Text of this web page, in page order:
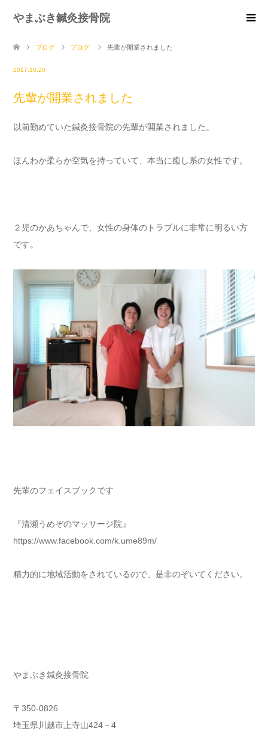
やまぶき鍼灸接骨院
ブログ ブログ 先輩が開業されました
2017.10.20
先輩が開業されました
以前勤めていた鍼灸接骨院の先輩が開業されました。
ほんわか柔らか空気を持っていて、本当に癒し系の女性です。
２児のかあちゃんで、女性の身体のトラブルに非常に明るい方
です。
先輩のフェイスブックです
『清瀬うめぞのマッサージ院』
https://www.facebook.com/k.ume89m/
精力的に地域活動をされているので、是非のぞいてください。
やまぶき鍼灸接骨院
〒350-0826
埼玉県川越市上寺山424－4